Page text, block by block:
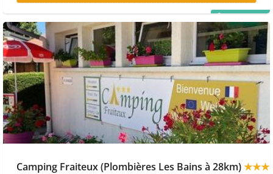
Camping Fraiteux (Plombières Les Bains à 28km)★★★